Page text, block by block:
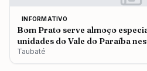
INFORMATIVO
Bom Prato serve almoço
unidades do Vale do Paraíba
Taubaté